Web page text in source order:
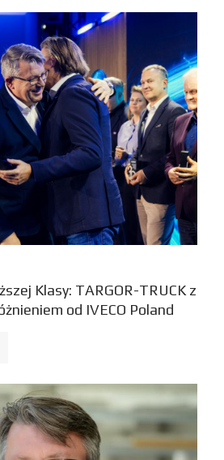
Klasy: TARGOR-TRUCK z
od IVECO Poland